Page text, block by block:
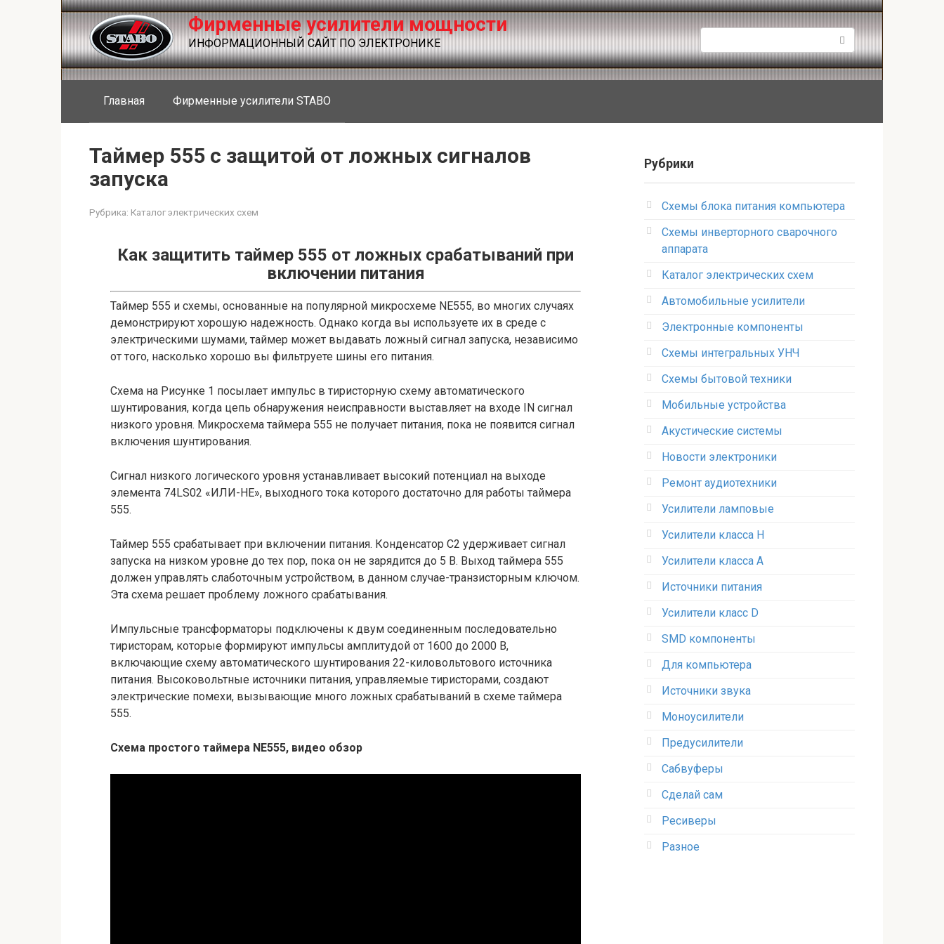
Фирменные усилители мощности
ИНФОРМАЦИОННЫЙ САЙТ ПО ЭЛЕКТРОНИКЕ
Поиск:
Главная Фирменные усилители STABO
Таймер 555 с защитой от ложных сигналов
запуска
Рубрика: Каталог электрических схем
Как защитить таймер 555 от ложных срабатываний при
включении питания
Таймер 555 и схемы, основанные на популярной микросхеме NE555, во многих случаях
демонстрируют хорошую надежность. Однако когда вы используете их в среде с
электрическими шумами, таймер может выдавать ложный сигнал запуска, независимо
от того, насколько хорошо вы фильтруете шины его питания.
Схема на Рисунке 1 посылает импульс в тиристорную схему автоматического
шунтирования, когда цепь обнаружения неисправности выставляет на входе IN сигнал
низкого уровня. Микросхема таймера 555 не получает питания, пока не появится сигнал
включения шунтирования.
Сигнал низкого логического уровня устанавливает высокий потенциал на выходе
элемента 74LS02 «ИЛИ-НЕ», выходного тока которого достаточно для работы таймера
555.
Таймер 555 срабатывает при включении питания. Конденсатор С2 удерживает сигнал
запуска на низком уровне до тех пор, пока он не зарядится до 5 В. Выход таймера 555
должен управлять слаботочным устройством, в данном случае-транзисторным ключом.
Эта схема решает проблему ложного срабатывания.
Импульсные трансформаторы подключены к двум соединенным последовательно
тиристорам, которые формируют импульсы амплитудой от 1600 до 2000 В,
включающие схему автоматического шунтирования 22-киловольтового источника
питания. Высоковольтные источники питания, управляемые тиристорами, создают
электрические помехи, вызывающие много ложных срабатываний в схеме таймера
555.
Схема простого таймера NE555, видео обзор
Рубрики
Схемы блока питания компьютера
Схемы инверторного сварочного
аппарата
Каталог электрических схем
Автомобильные усилители
Электронные компоненты
Схемы интегральных УНЧ
Схемы бытовой техники
Мобильные устройства
Акустические системы
Новости электроники
Ремонт аудиотехники
Усилители ламповые
Усилители класса H
Усилители класса А
Источники питания
Усилители класс D
SMD компоненты
Для компьютера
Источники звука
Моноусилители
Предусилители
Сабвуферы
Сделай сам
Ресиверы
Разное